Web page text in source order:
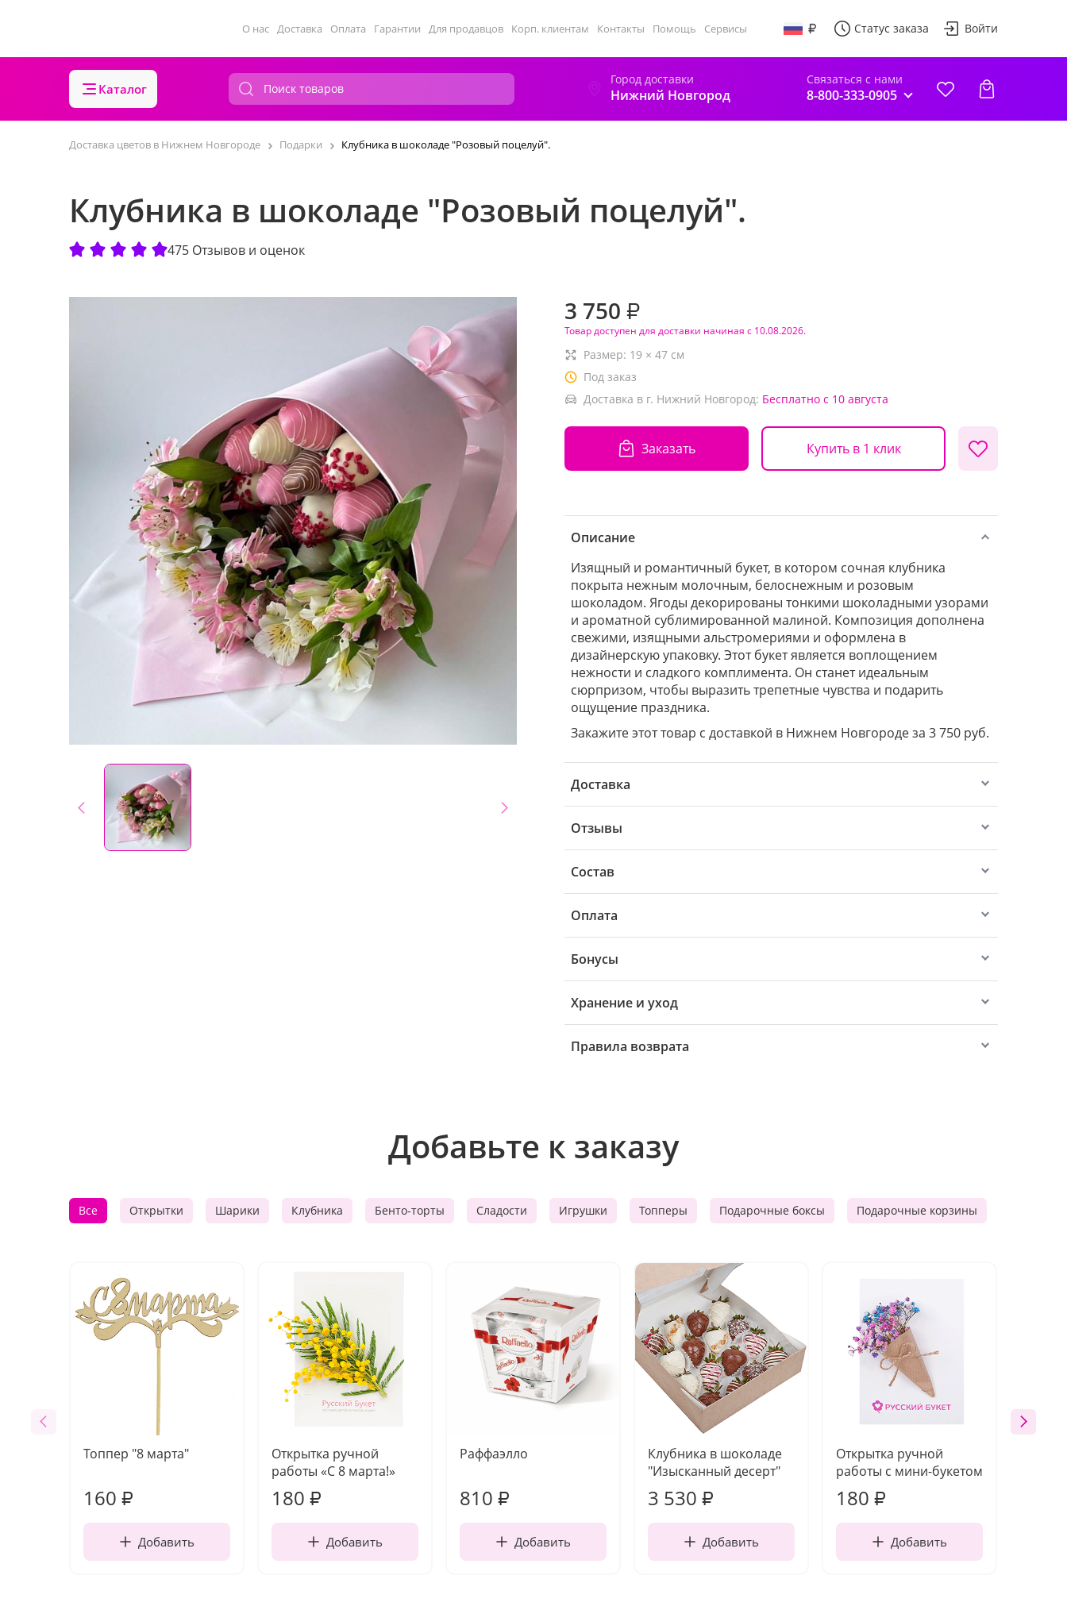
О нас Доставка Оплата Гарантии Для продавцов Корп. клиентам Контакты Помощь Сервисы Статус заказа Войти
Каталог
Город доставки
Нижний Новгород
Связаться с нами
8-800-333-0905
Доставка цветов в Нижнем Новгороде Подарки Клубника в шоколаде "Розовый поцелуй".
Клубника в шоколаде "Розовый поцелуй".
475 Отзывов и оценок
3 750 ₽
Товар доступен для доставки начиная с 10.08.2026.
Размер: 19 × 47 см
Под заказ
Доставка в г. Нижний Новгород: Бесплатно с 10 августа
Заказать Купить в 1 клик
Описание
Изящный и романтичный букет, в котором сочная клубника
покрыта нежным молочным, белоснежным и розовым
шоколадом. Ягоды декорированы тонкими шоколадными узорами
и ароматной сублимированной малиной. Композиция дополнена
свежими, изящными альстромериями и оформлена в
дизайнерскую упаковку. Этот букет является воплощением
нежности и сладкого комплимента. Он станет идеальным
сюрпризом, чтобы выразить трепетные чувства и подарить
ощущение праздника.
Закажите этот товар с доставкой в Нижнем Новгороде за 3 750 руб.
Доставка
Отзывы
Состав
Оплата
Бонусы
Хранение и уход
Правила возврата
Добавьте к заказу
Все Открытки Шарики Клубника Бенто-торты Сладости Игрушки Топперы Подарочные боксы Подарочные корзины
Топпер "8 марта"
160 ₽
Добавить
Открытка ручной
работы «С 8 марта!»
180 ₽
Добавить
Раффаэлло
810 ₽
Добавить
Клубника в шоколаде
"Изысканный десерт"
3 530 ₽
Добавить
Открытка ручной
работы с мини-букетом
180 ₽
Добавить